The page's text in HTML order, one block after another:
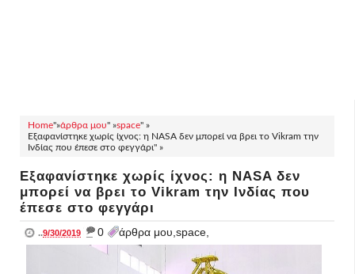
Home"»άρθρα μου" »space" »
Εξαφανίστηκε χωρίς ίχνος: η NASA δεν μπορεί να βρει το Vikram την
Ινδίας που έπεσε στο φεγγάρι" »
Εξαφανίστηκε χωρίς ίχνος: η NASA δεν
μπορεί να βρει το Vikram την Ινδίας που
έπεσε στο φεγγάρι
..9/30/2019 _ 0 άρθρα μου,space,